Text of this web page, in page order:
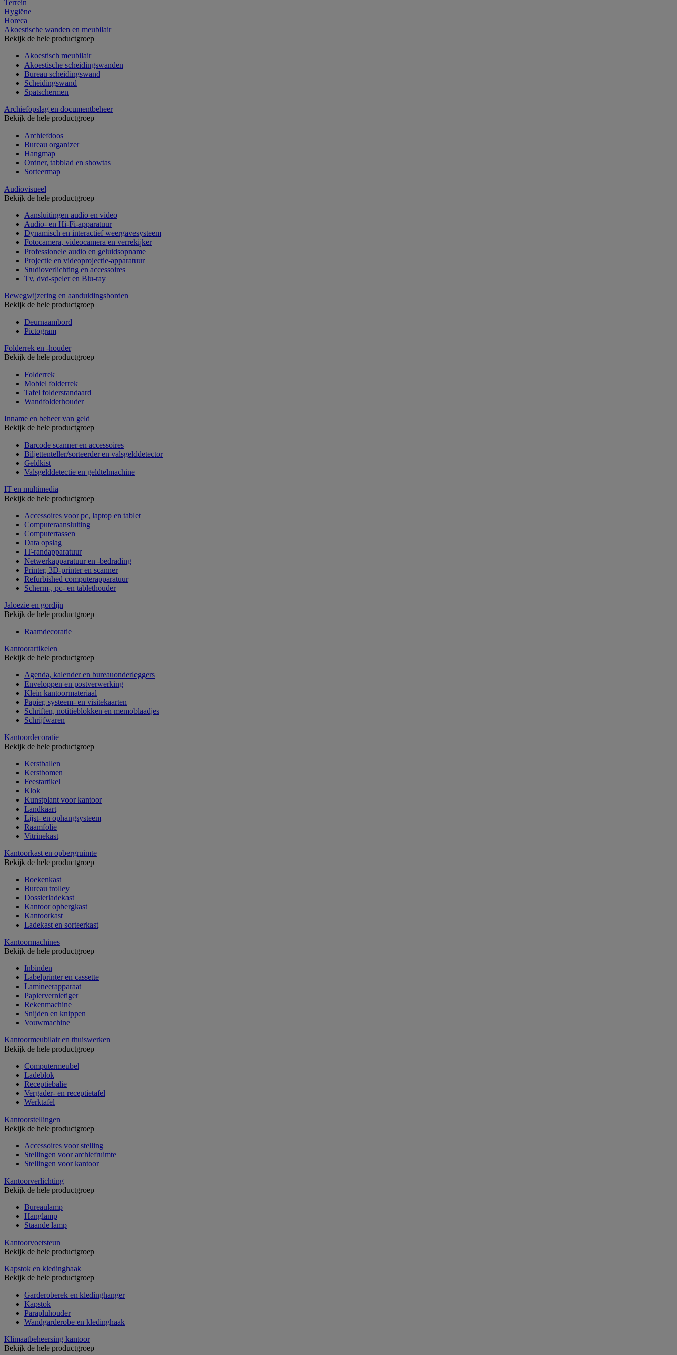
Terrein
Hygiëne
Horeca
Akoestische wanden en meubilair
Bekijk de hele productgroep
Akoestisch meubilair
Akoestische scheidingswanden
Bureau scheidingswand
Scheidingswand
Spatschermen
Archiefopslag en documentbeheer
Bekijk de hele productgroep
Archiefdoos
Bureau organizer
Hangmap
Ordner, tabblad en showtas
Sorteermap
Audiovisueel
Bekijk de hele productgroep
Aansluitingen audio en video
Audio- en Hi-Fi-apparatuur
Dynamisch en interactief weergavesysteem
Fotocamera, videocamera en verrekijker
Professionele audio en geluidsopname
Projectie en videoprojectie-apparatuur
Studioverlichting en accessoires
Tv, dvd-speler en Blu-ray
Bewegwijzering en aanduidingsborden
Bekijk de hele productgroep
Deurnaambord
Pictogram
Folderrek en -houder
Bekijk de hele productgroep
Folderrek
Mobiel folderrek
Tafel folderstandaard
Wandfolderhouder
Inname en beheer van geld
Bekijk de hele productgroep
Barcode scanner en accessoires
Biljettenteller/sorteerder en valsgelddetector
Geldkist
Valsgelddetectie en geldtelmachine
IT en multimedia
Bekijk de hele productgroep
Accessoires voor pc, laptop en tablet
Computeraansluiting
Computertassen
Data opslag
IT-randapparatuur
Netwerkapparatuur en -bedrading
Printer, 3D-printer en scanner
Refurbished computerapparatuur
Scherm-, pc- en tablethouder
Jaloezie en gordijn
Bekijk de hele productgroep
Raamdecoratie
Kantoorartikelen
Bekijk de hele productgroep
Agenda, kalender en bureauonderleggers
Enveloppen en postverwerking
Klein kantoormateriaal
Papier, systeem- en visitekaarten
Schriften, notitieblokken en memoblaadjes
Schrijfwaren
Kantoordecoratie
Bekijk de hele productgroep
Kerstballen
Kerstbomen
Feestartikel
Klok
Kunstplant voor kantoor
Landkaart
Lijst- en ophangsysteem
Raamfolie
Vitrinekast
Kantoorkast en opbergruimte
Bekijk de hele productgroep
Boekenkast
Bureau trolley
Dossierladekast
Kantoor opbergkast
Kantoorkast
Ladekast en sorteerkast
Kantoormachines
Bekijk de hele productgroep
Inbinden
Labelprinter en cassette
Lamineerapparaat
Papiervernietiger
Rekenmachine
Snijden en knippen
Vouwmachine
Kantoormeubilair en thuiswerken
Bekijk de hele productgroep
Computermeubel
Ladeblok
Receptiebalie
Vergader- en receptietafel
Werktafel
Kantoorstellingen
Bekijk de hele productgroep
Accessoires voor stelling
Stellingen voor archiefruimte
Stellingen voor kantoor
Kantoorverlichting
Bekijk de hele productgroep
Bureaulamp
Hanglamp
Staande lamp
Kantoorvoetsteun
Bekijk de hele productgroep
Kapstok en kledinghaak
Bekijk de hele productgroep
Garderoberek en kledinghanger
Kapstok
Parapluhouder
Wandgarderobe en kledinghaak
Klimaatbeheersing kantoor
Bekijk de hele productgroep